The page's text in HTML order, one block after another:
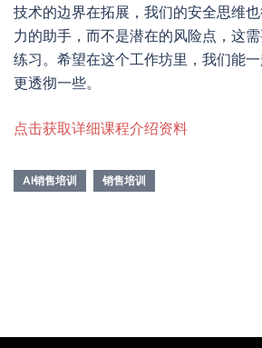
技术的边界在拓展，我们的安全思维
力的助手，而不是潜在的风险点，这
练习。希望在这个工作坊里，我们能
更透彻一些。
点击获取详细课程介绍资料
AI销售培训 销售培训